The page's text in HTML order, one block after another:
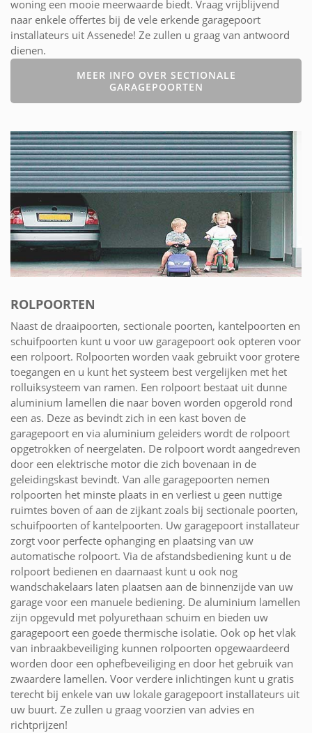
woning een mooie meerwaarde biedt. Vraag vrijblijvend
naar enkele offertes bij de vele erkende garagepoort
installateurs uit Assenede! Ze zullen u graag van antwoord
dienen.
MEER INFO OVER SECTIONALE
GARAGEPOORTEN
ROLPOORTEN
Naast de draaipoorten, sectionale poorten, kantelpoorten en
schuifpoorten kunt u voor uw garagepoort ook opteren voor
een rolpoort. Rolpoorten worden vaak gebruikt voor grotere
toegangen en u kunt het systeem best vergelijken met het
rolluiksysteem van ramen. Een rolpoort bestaat uit dunne
aluminium lamellen die naar boven worden opgerold rond
een as. Deze as bevindt zich in een kast boven de
garagepoort en via aluminium geleiders wordt de rolpoort
opgetrokken of neergelaten. De rolpoort wordt aangedreven
door een elektrische motor die zich bovenaan in de
geleidingskast bevindt. Van alle garagepoorten nemen
rolpoorten het minste plaats in en verliest u geen nuttige
ruimtes boven of aan de zijkant zoals bij sectionale poorten,
schuifpoorten of kantelpoorten. Uw garagepoort installateur
zorgt voor perfecte ophanging en plaatsing van uw
automatische rolpoort. Via de afstandsbediening kunt u de
rolpoort bedienen en daarnaast kunt u ook nog
wandschakelaars laten plaatsen aan de binnenzijde van uw
garage voor een manuele bediening. De aluminium lamellen
zijn opgevuld met polyurethaan schuim en bieden uw
garagepoort een goede thermische isolatie. Ook op het vlak
van inbraakbeveiliging kunnen rolpoorten opgewaardeerd
worden door een ophefbeveiliging en door het gebruik van
zwaardere lamellen. Voor verdere inlichtingen kunt u gratis
terecht bij enkele van uw lokale garagepoort installateurs uit
uw buurt. Ze zullen u graag voorzien van advies en
richtprijzen!